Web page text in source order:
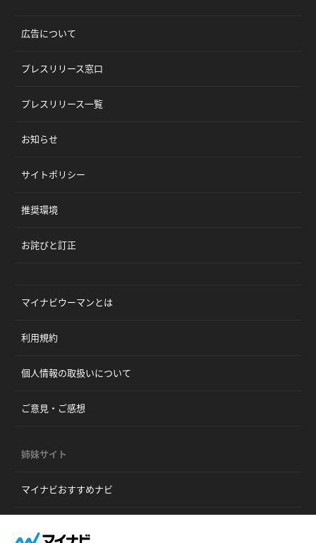
広告について
プレスリリース窓口
プレスリリース一覧
お知らせ
サイトポリシー
推奨環境
お詫びと訂正
マイナビウーマンとは
利用規約
個人情報の取扱いについて
ご意見・ご感想
姉妹サイト
マイナビおすすめナビ